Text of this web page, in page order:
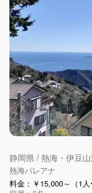
静岡県 / 熱海・伊豆
熱海パレアナ
料金：￥15,000～（1人